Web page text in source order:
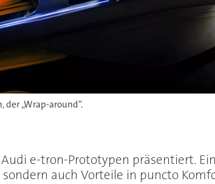
„Wrap-around“.
e-tron-Prototypen präsentiert.
auch Vorteile in puncto